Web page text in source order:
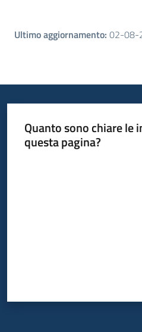
Ultimo aggiornamento: 02-08-
Quanto sono chiare le
questa pagina?